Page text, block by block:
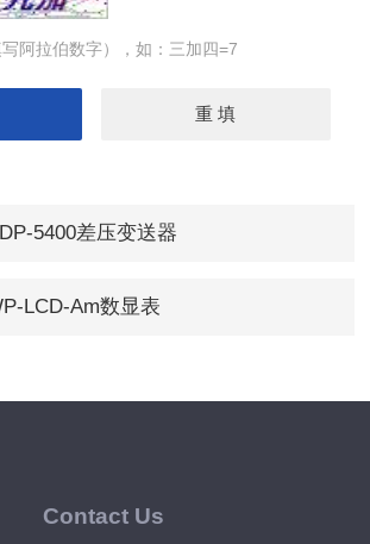
阿拉伯数字），如：三加四=7
5400差压变送器
LCD-Am数显表
Contact Us